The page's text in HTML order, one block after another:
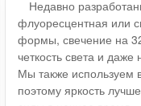
Недавно
флуоресцентная или
формы, свечение на
четкость света и даже
Мы также используем
поэтому яркость